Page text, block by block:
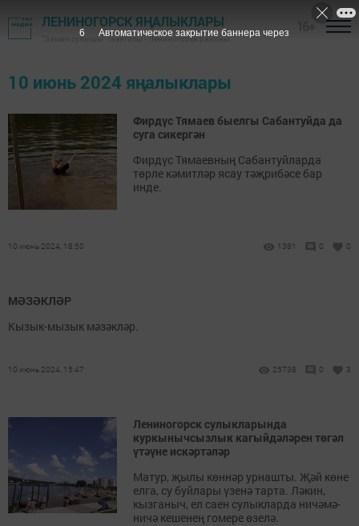
ЛЕНИНОГОРСК ЯҢАЛЫКЛАРЫ
"Заман сулышы" газетасы - Лениногорск районы
10 июнь 2024 яңалыклары
Фирдүс Тямаев быелгы Сабантуйда да
суга сикергән
Фирдүс Тямаевның Сабантуйларда
төрле кәмитләр ясау тәҗрибәсе бар
инде.
10 июнь 2024, 18:50 1381 0 0
МӘЗӘКЛӘР
Кызык-мызык мәзәкләр.
10 июнь 2024, 15:47 25738 0 3
Лениногорск сулыкларында
куркынычсызлык кагыйдәләрен төгәл
үтәүне искәртәләр
Матур, җылы көннәр урнашты. Җәй көне
елга, су буйлары үзенә тарта. Ләкин,
кызганыч, ел саен сулыкларда ничәмә-
ничә кешенең гомере өзелә.
5 Автоматическое закрытие баннера через